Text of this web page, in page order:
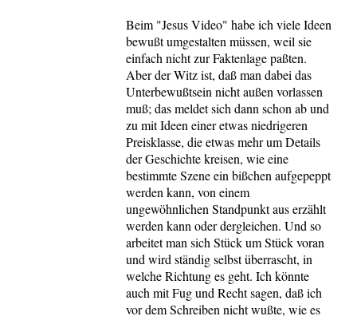
Beim "Jesus Video" habe ich viele Ideen
bewußt umgestalten müssen, weil sie
einfach nicht zur Faktenlage paßten.
Aber der Witz ist, daß man dabei das
Unterbewußtsein nicht außen vorlassen
muß; das meldet sich dann schon ab und
zu mit Ideen einer etwas niedrigeren
Preisklasse, die etwas mehr um Details
der Geschichte kreisen, wie eine
bestimmte Szene ein bißchen aufgepeppt
werden kann, von einem
ungewöhnlichen Standpunkt aus erzählt
werden kann oder dergleichen. Und so
arbeitet man sich Stück um Stück voran
und wird ständig selbst überrascht, in
welche Richtung es geht. Ich könnte
auch mit Fug und Recht sagen, daß ich
vor dem Schreiben nicht wußte, wie es